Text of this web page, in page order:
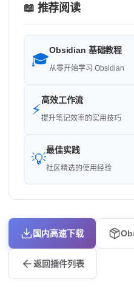
📖 推荐阅读
🎓
Obsidian 基础教程
从零开始学习 Obsidian
⚡
高效工作流
提升笔记效率的实用技巧
💡
最佳实践
社区精选的使用经验
国内高速下载
返回插件列表